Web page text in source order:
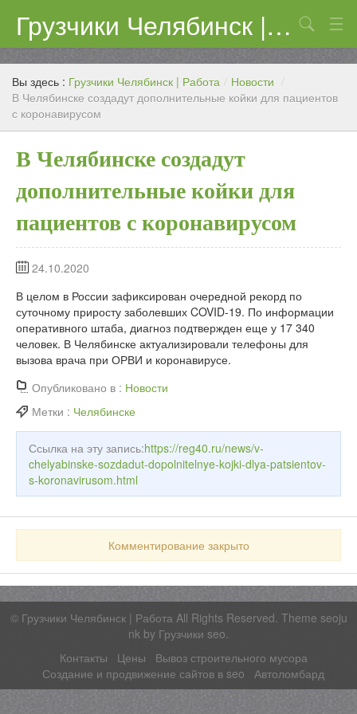
Грузчики Челябинск | Работа
Цены
Контакты
Поиск
Вы здесь : Грузчики Челябинск | Работа / Новости /
В Челябинске создадут дополнительные койки для пациентов
с коронавирусом
В Челябинске создадут
дополнительные койки для
пациентов с коронавирусом
24.10.2020
В целом в России зафиксирован очередной рекорд по
суточному приросту заболевших COVID-19. По информации
оперативного штаба, диагноз подтвержден еще у 17 340
человек. В Челябинске актуализировали телефоны для
вызова врача при ОРВИ и коронавирусе.
Опубликовано в : Новости
Метки : Челябинске
Ссылка на эту запись:https://reg40.ru/news/v-
chelyabinske-sozdadut-dopolnitelnye-kojki-dlya-patsientov-
s-koronavirusom.html
Комментирование закрыто
© Грузчики Челябинск | РаботаAll Rights Reserved. Theme seoju
nk by Грузчики seo.
Контакты
Цены
Вывоз строительного мусора
Создание и продвижение сайтов в seo
Автоломбард